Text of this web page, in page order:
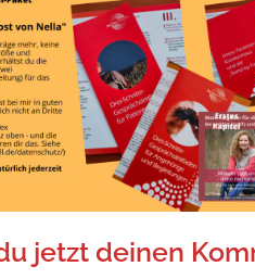
jetzt deinen